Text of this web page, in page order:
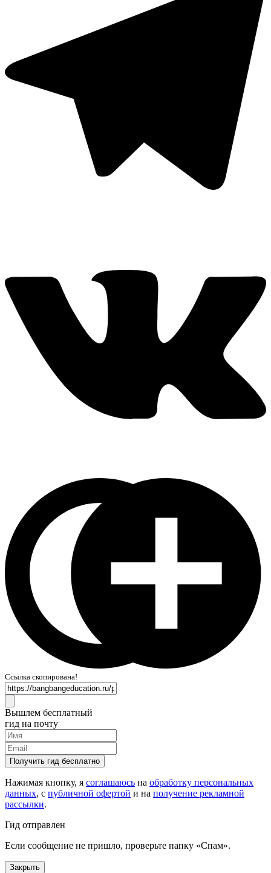
Ссылка скопирована!
Вышлем бесплатный
гид на почту
Получить гид бесплатно
Нажимая кнопку, я соглашаюсь на обработку персональных
данных, с публичной офертой и на получение рекламной
рассылки.
Гид отправлен
Если сообщение не пришло, проверьте папку «Спам».
Закрыть